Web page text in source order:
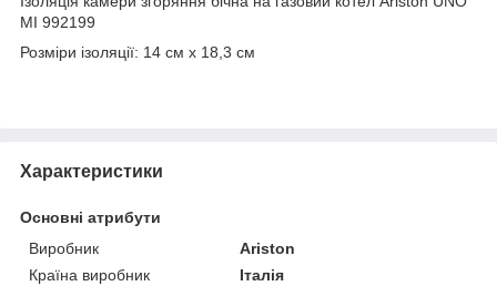
MI 992199
Розміри ізоляції: 14 см x 18,3 см
Характеристики
Основні атрибути
Виробник
Ariston
Країна виробник
Італія